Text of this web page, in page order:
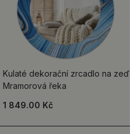
Kulaté dekorační zrcadlo na zeď
Mramorová řeka
1 849.00 Kč